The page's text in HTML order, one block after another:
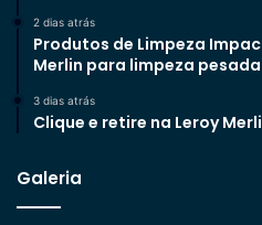
2 dias atrás
Produtos de Limpeza
Merlin para limpeza
3 dias atrás
Clique e retire na Leroy
Galeria